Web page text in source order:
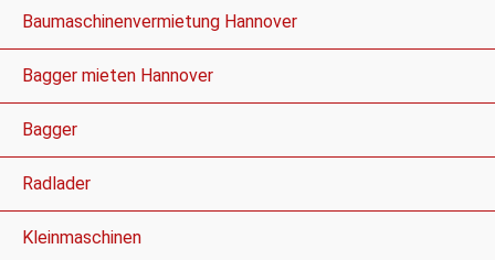
Baumaschinenvermietung Hannover
Bagger mieten Hannover
Bagger
Radlader
Kleinmaschinen